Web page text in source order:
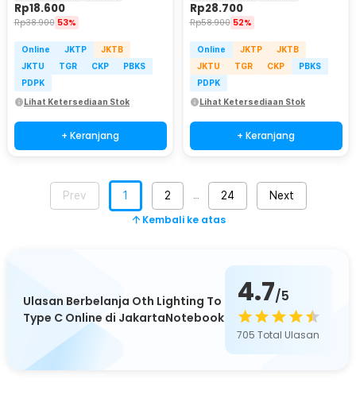
Rp18.600
Rp38.900 53%
Online JKTP
JKTB
JKTU
TGR CKP
PBKS
PDPK
Lihat Ketersediaan Stok
+ Keranjang
Rp28.700
Rp58.900 52%
Online JKTP
JKTB
JKTU
TGR CKP
PBKS
PDPK
Lihat Ketersediaan Stok
+ Keranjang
Prev 1 2 24 Next
Kembali ke atas
Ulasan Berbelanja Oth Lighting To
Type C Online di JakartaNotebook
4.7/5
705 Total Ulasan